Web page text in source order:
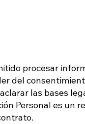
procesar
del
las bases
Personal es un